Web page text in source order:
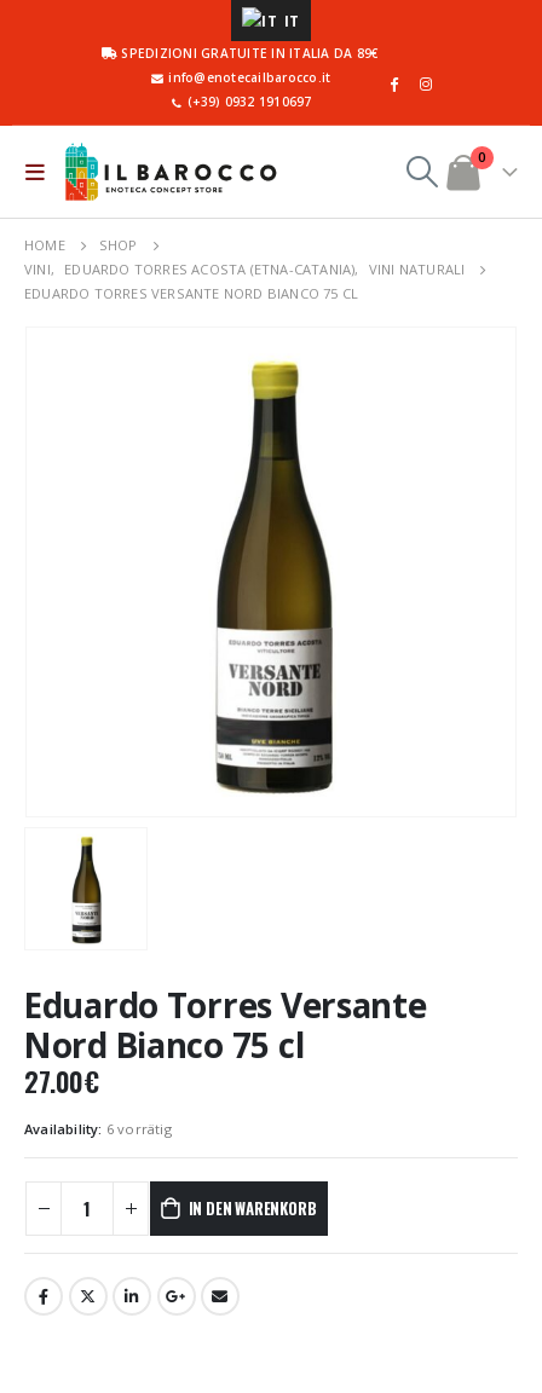
IT
SPEDIZIONI GRATUITE IN ITALIA DA 89€
info@enotecailbarocco.it
(+39) 0932 1910697
0
HOME
SHOP
VINI, EDUARDO TORRES ACOSTA (ETNA-CATANIA),
VINI NATURALI
EDUARDO TORRES VERSANTE NORD BIANCO 75 CL
Eduardo Torres Versante
Nord Bianco 75 cl
27.00€
Availability: 6 vorrätig
IN DEN WARENKORB